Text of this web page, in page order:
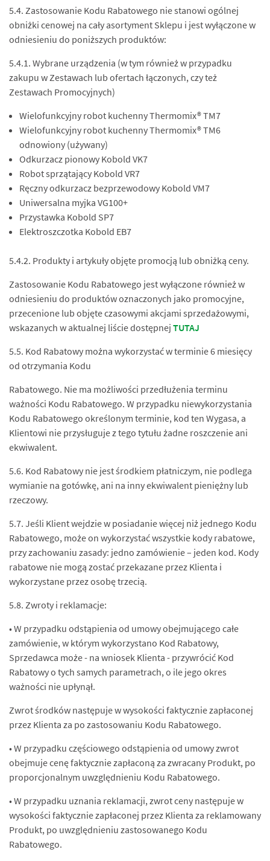
5.4. Zastosowanie Kodu Rabatowego nie stanowi ogólnej
obniżki cenowej na cały asortyment Sklepu i jest wyłączone w
odniesieniu do poniższych produktów:
5.4.1. Wybrane urządzenia (w tym również w przypadku
zakupu w Zestawach lub ofertach łączonych, czy też
Zestawach Promocyjnych)
Wielofunkcyjny robot kuchenny Thermomix® TM7
Wielofunkcyjny robot kuchenny Thermomix® TM6
odnowiony (używany)
Odkurzacz pionowy Kobold VK7
Robot sprzątający Kobold VR7
Ręczny odkurzacz bezprzewodowy Kobold VM7
Uniwersalna myjka VG100+
Przystawka Kobold SP7
Elektroszczotka Kobold EB7
5.4.2. Produkty i artykuły objęte promocją lub obniżką ceny.
Zastosowanie Kodu Rabatowego jest wyłączone również w
odniesieniu do produktów oznaczonych jako promocyjne,
przecenione lub objęte czasowymi akcjami sprzedażowymi,
wskazanych w aktualnej liście dostępnej TUTAJ
5.5. Kod Rabatowy można wykorzystać w terminie 6 miesięcy
od otrzymania Kodu
Rabatowego. Nie ma możliwości przedłużenia terminu
ważności Kodu Rabatowego. W przypadku niewykorzystania
Kodu Rabatowego określonym terminie, kod ten Wygasa, a
Klientowi nie przysługuje z tego tytułu żadne roszczenie ani
ekwiwalent.
5.6. Kod Rabatowy nie jest środkiem płatniczym, nie podlega
wymianie na gotówkę, ani na inny ekwiwalent pieniężny lub
rzeczowy.
5.7. Jeśli Klient wejdzie w posiadanie więcej niż jednego Kodu
Rabatowego, może on wykorzystać wszystkie kody rabatowe,
przy zachowaniu zasady: jedno zamówienie – jeden kod. Kody
rabatowe nie mogą zostać przekazane przez Klienta i
wykorzystane przez osobę trzecią.
5.8. Zwroty i reklamacje:
• W przypadku odstąpienia od umowy obejmującego całe
zamówienie, w którym wykorzystano Kod Rabatowy,
Sprzedawca może - na wniosek Klienta - przywrócić Kod
Rabatowy o tych samych parametrach, o ile jego okres
ważności nie upłynął.
Zwrot środków następuje w wysokości faktycznie zapłaconej
przez Klienta za po zastosowaniu Kodu Rabatowego.
• W przypadku częściowego odstąpienia od umowy zwrot
obejmuje cenę faktycznie zapłaconą za zwracany Produkt, po
proporcjonalnym uwzględnieniu Kodu Rabatowego.
• W przypadku uznania reklamacji, zwrot ceny następuje w
wysokości faktycznie zapłaconej przez Klienta za reklamowany
Produkt, po uwzględnieniu zastosowanego Kodu
Rabatowego.